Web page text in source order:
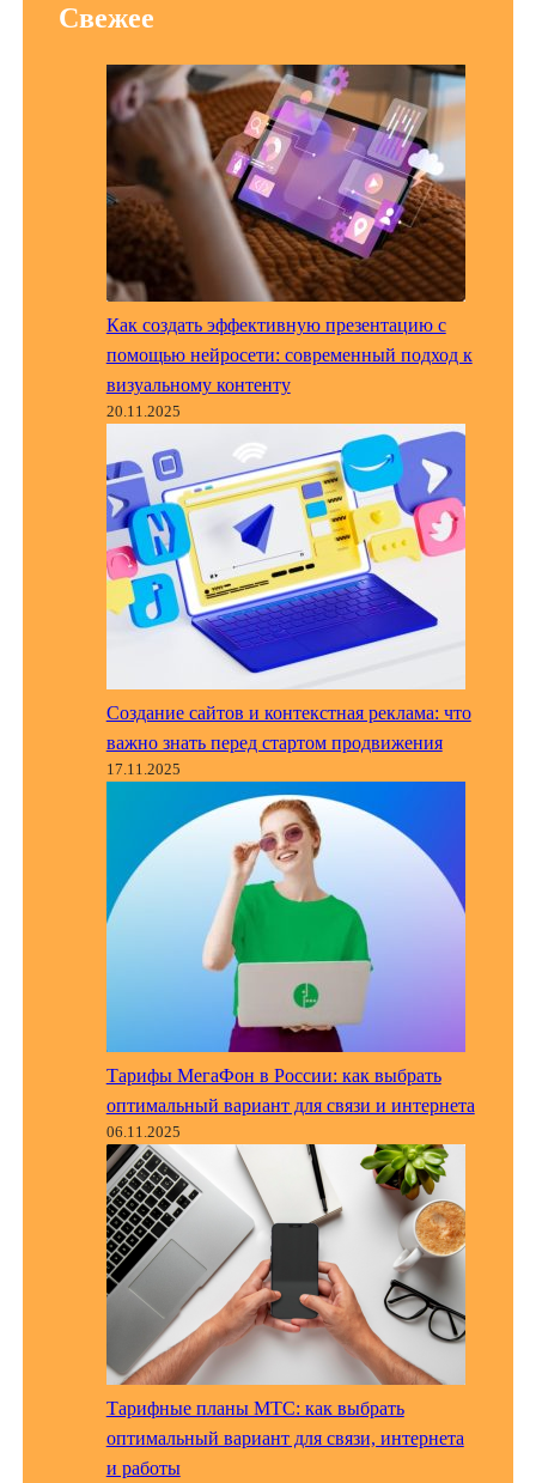
Свежее
Как создать эффективную презентацию с
помощью нейросети: современный подход к
визуальному контенту
20.11.2025
Создание сайтов и контекстная реклама: что
важно знать перед стартом продвижения
17.11.2025
Тарифы МегаФон в России: как выбрать
оптимальный вариант для связи и интернета
06.11.2025
Тарифные планы МТС: как выбрать
оптимальный вариант для связи, интернета
и работы